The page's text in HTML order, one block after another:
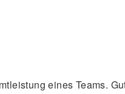
eines Teams.